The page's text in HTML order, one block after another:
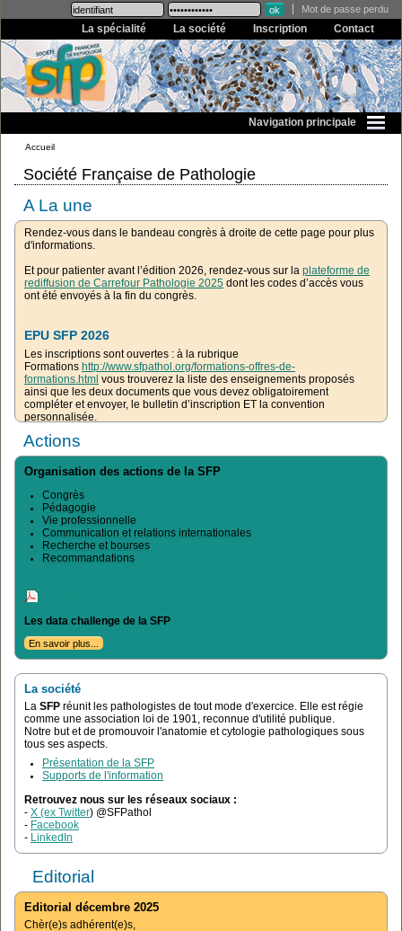
Mot de passe perdu
Contact
Inscription
La société
La spécialité
Navigation principale
Accueil
Société Française de Pathologie
A La une
CARREFOUR PATHOLOGIE 2026
Carrefour Pathologie 2026, déjà sur les rails!
programme est également accessible.
Rendez-vous dans le bandeau congrès à droite de cette page pour plus
d'informations.
Et pour patienter avant l’édition 2026, rendez-vous sur la plateforme de
rediffusion de Carrefour Pathologie 2025 dont les codes d’accès vous
ont été envoyés à la fin du congrès.
EPU SFP 2026
Les inscriptions sont ouvertes : à la rubrique
Formations http://www.sfpathol.org/formations-offres-de-
formations.htmlvous trouverez la liste des enseignements proposés
ainsi que les deux documents que vous devez obligatoirement
compléter et envoyer, le bulletin d’inscription ET la convention
personnalisée.
Actions
Organisation des actions de la SFP
Congrès
Pédagogie
Vie professionnelle
Communication et relations internationales
Recherche et bourses
Recommandations
Les data challenge de la SFP
En savoir plus...
La société
La SFP réunit les pathologistes de tout mode d'exercice. Elle est régie
comme une association loi de 1901, reconnue d'utilité publique.
Notre but et de promouvoir l'anatomie et cytologie pathologiques sous
tous ses aspects.
Présentation de la SFP
Supports de l'information
Retrouvez nous sur les réseaux sociaux :
- X (ex Twitter) @SFPathol
- Facebook
-
LinkedIn
Editorial
Editorial décembre 2025
Chèr(e)s adhérent(e)s,